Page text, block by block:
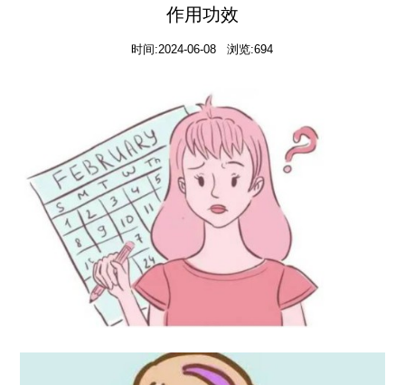
作用功效
时间:2024-06-08 浏览:694